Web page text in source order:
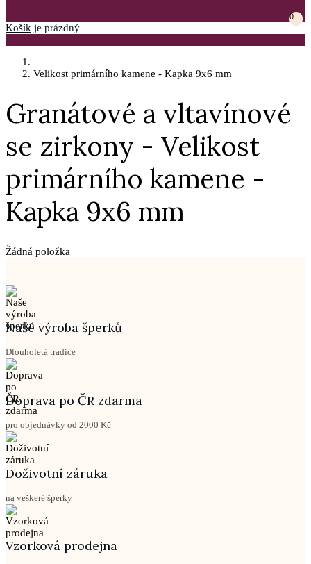
0
Košík je prázdný
Velikost primárního kamene - Kapka 9x6 mm
Granátové a vltavínové
se zirkony - Velikost
primárního kamene -
Kapka 9x6 mm
Žádná položka
Naše výroba šperků
Dlouholetá tradice
Doprava po ČR zdarma
pro objednávky od 2000 Kč
Doživotní záruka
na veškeré šperky
Vzorková prodejna